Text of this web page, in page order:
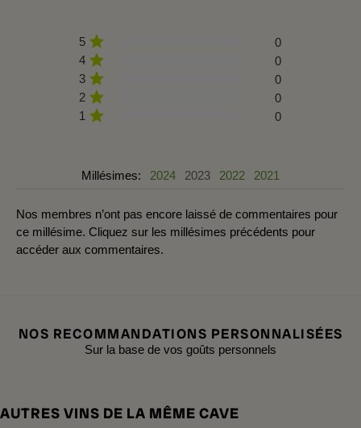
5
0
4
0
3
0
2
0
1
0
Millésimes: 2024 2023 2022 2021
Nos membres n’ont pas encore laissé de commentaires pour
ce millésime. Cliquez sur les millésimes précédents pour
accéder aux commentaires.
NOS RECOMMANDATIONS PERSONNALISÉES
Sur la base de vos goûts personnels
AUTRES VINS DE LA MÊME CAVE